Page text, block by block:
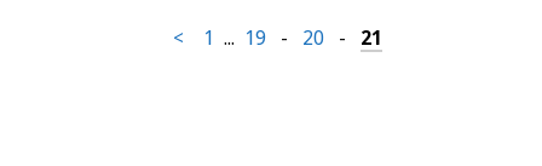
< 1 ... 19 - 20 - 21